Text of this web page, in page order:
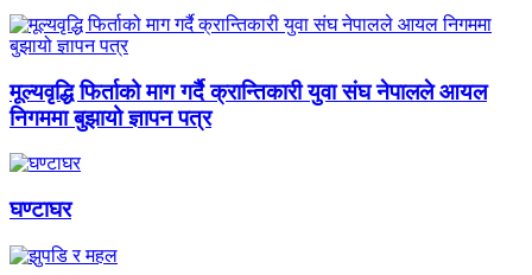
मूल्यवृद्धि फिर्ताको माग गर्दै क्रान्तिकारी युवा संघ नेपालले आयल
निगममा बुझायो ज्ञापन पत्र
घण्टाघर